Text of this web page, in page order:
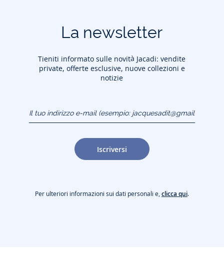
La newsletter
Tieniti informato sulle novità Jacadi: vendite
private, offerte esclusive, nuove collezioni e
notizie
(esempio:
jacquesadit@gmail.com)
Iscriversi
Per ulteriori informazioni sui dati personali e,clicca qui.